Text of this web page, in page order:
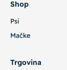
Shop
Psi
Mačke
Trgovina